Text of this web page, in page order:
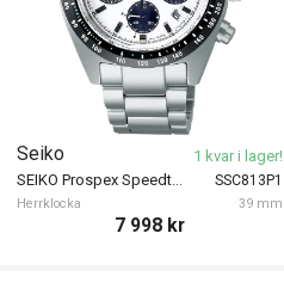
SSC813P1
Seiko
Herrklocka 39 mm
SEIKO Prospex Speedtimer Solar 39mm
1 kvar i lager!
7 998 kr